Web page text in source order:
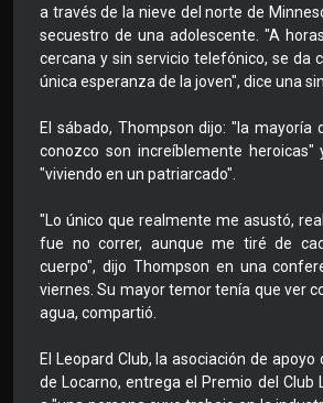
a través de la nieve del norte de
secuestro de una adolescente. "A
cercana y sin servicio telefónico, se da
única esperanza de la joven", dice una
El sábado, Thompson dijo: "la mayoría
conozco son increíblemente
"viviendo en un patriarcado".
"Lo único que realmente me asustó,
fue no correr, aunque me tiré de
cuerpo", dijo Thompson en una
viernes. Su mayor temor tenía que ver
agua, compartió.
El Leopard Club, la asociación de apoyo
de Locarno, entrega el Premio del Club